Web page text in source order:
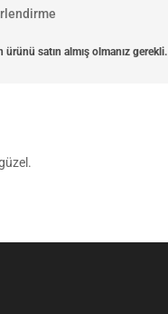
satın almış olmanız gerekli.